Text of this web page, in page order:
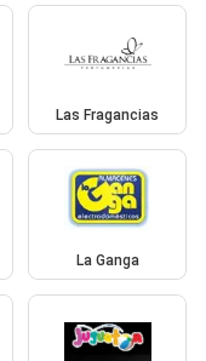
Las Fragancias
La Ganga